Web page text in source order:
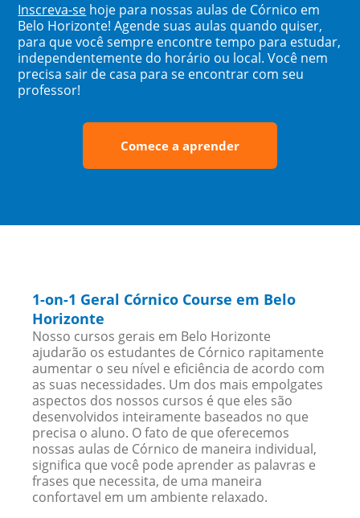
Inscreva-se hoje para nossas aulas de Córnico em
Belo Horizonte! Agende suas aulas quando quiser,
para que você sempre encontre tempo para estudar,
independentemente do horário ou local. Você nem
precisa sair de casa para se encontrar com seu
professor!
Comece a aprender
1-on-1 Geral Córnico Course em Belo
Horizonte
Nosso cursos gerais em Belo Horizonte
ajudarão os estudantes de Córnico rapitamente
aumentar o seu nível e eficiência de acordo com
as suas necessidades. Um dos mais empolgates
aspectos dos nossos cursos é que eles são
desenvolvidos inteiramente baseados no que
precisa o aluno. O fato de que oferecemos
nossas aulas de Córnico de maneira individual,
significa que você pode aprender as palavras e
frases que necessita, de uma maneira
confortavel em um ambiente relaxado.